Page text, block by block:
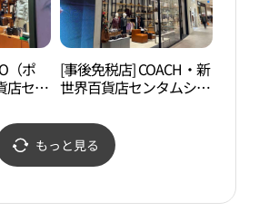
（ポ
店セン
점)
[事後免税店] COACH・新
世界百貨店センタムシテ
센텀시티점)
もっと見る